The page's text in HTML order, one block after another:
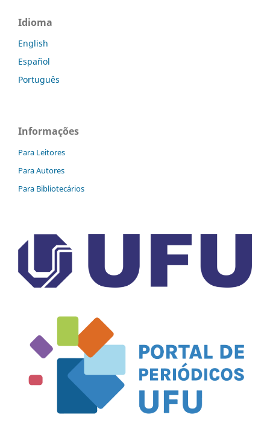
Idioma
English
Español
Português
Informações
Para Leitores
Para Autores
Para Bibliotecários